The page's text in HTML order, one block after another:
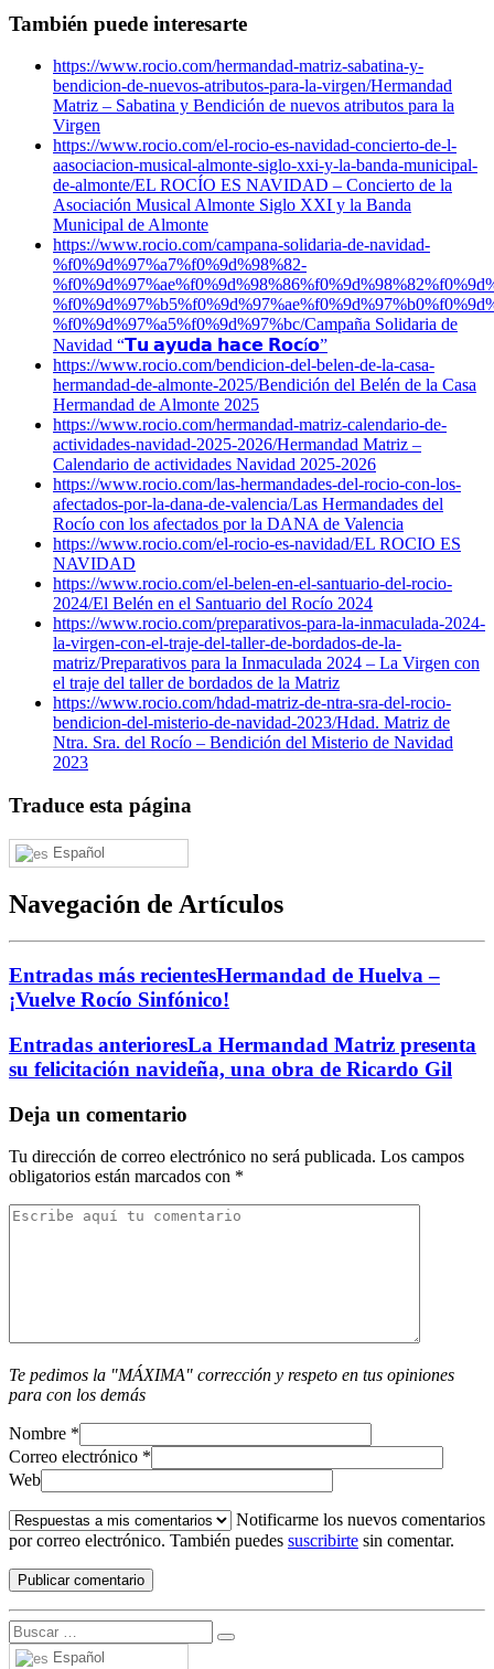
También puede interesarte
https://www.rocio.com/hermandad-matriz-sabatina-y-
bendicion-de-nuevos-atributos-para-la-virgen/Hermandad
Matriz – Sabatina y Bendición de nuevos atributos para la
Virgen
https://www.rocio.com/el-rocio-es-navidad-concierto-de-l-
aasociacion-musical-almonte-siglo-xxi-y-la-banda-municipal-
de-almonte/EL ROCÍO ES NAVIDAD – Concierto de la
Asociación Musical Almonte Siglo XXI y la Banda
Municipal de Almonte
https://www.rocio.com/campana-solidaria-de-navidad-
%f0%9d%97%a7%f0%9d%98%82-
%f0%9d%97%a5%f0%9d%97%bc/Campaña Solidaria de
Navidad “𝗧𝘂 𝗮𝘆𝘂𝗱𝗮 𝗵𝗮𝗰𝗲 𝗥𝗼𝗰í𝗼”
https://www.rocio.com/bendicion-del-belen-de-la-casa-
hermandad-de-almonte-2025/Bendición del Belén de la Casa
Hermandad de Almonte 2025
https://www.rocio.com/hermandad-matriz-calendario-de-
actividades-navidad-2025-2026/Hermandad Matriz –
Calendario de actividades Navidad 2025-2026
https://www.rocio.com/las-hermandades-del-rocio-con-los-
afectados-por-la-dana-de-valencia/Las Hermandades del
Rocío con los afectados por la DANA de Valencia
https://www.rocio.com/el-rocio-es-navidad/EL ROCIO ES
NAVIDAD
https://www.rocio.com/el-belen-en-el-santuario-del-rocio-
2024/El Belén en el Santuario del Rocío 2024
https://www.rocio.com/preparativos-para-la-inmaculada-2024-
la-virgen-con-el-traje-del-taller-de-bordados-de-la-
matriz/Preparativos para la Inmaculada 2024 – La Virgen con
el traje del taller de bordados de la Matriz
https://www.rocio.com/hdad-matriz-de-ntra-sra-del-rocio-
bendicion-del-misterio-de-navidad-2023/Hdad. Matriz de
Ntra. Sra. del Rocío – Bendición del Misterio de Navidad
2023
Traduce esta página
Español
Navegación de Artículos
Entradas más recientesHermandad de Huelva –
¡Vuelve Rocío Sinfónico!
Entradas anterioresLa Hermandad Matriz presenta
su felicitación navideña, una obra de Ricardo Gil
Deja un comentario
Tu dirección de correo electrónico no será publicada. Los campos
obligatorios están marcados con *
Te pedimos la "MÁXIMA" corrección y respeto en tus opiniones
para con los demás
Nombre *
Correo electrónico *
Web
Notificarme los nuevos comentarios
por correo electrónico. También puedes suscribirte sin comentar.
Español